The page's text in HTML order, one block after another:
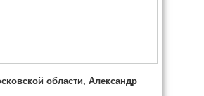
области, Александр